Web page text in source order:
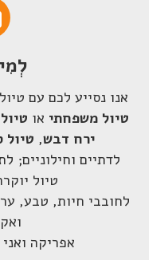
אנו נסייע לכם עם
טיול משפחתי או
ירח דבש, טיול
לדתיים וחילוניים;
טיול
לחובבי חיות, טבע,
אפריקה